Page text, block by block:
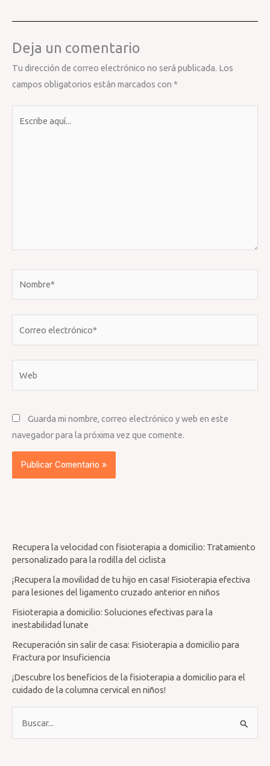
Deja un comentario
Tu dirección de correo electrónico no será publicada. Los
campos obligatorios están marcados con *
Guarda mi nombre, correo electrónico y web en este
navegador para la próxima vez que comente.
Recupera la velocidad con fisioterapia a domicilio: Tratamiento
personalizado para la rodilla del ciclista
¡Recupera la movilidad de tu hijo en casa! Fisioterapia efectiva
para lesiones del ligamento cruzado anterior en niños
Fisioterapia a domicilio: Soluciones efectivas para la
inestabilidad lunate
Recuperación sin salir de casa: Fisioterapia a domicilio para
Fractura por Insuficiencia
¡Descubre los beneficios de la fisioterapia a domicilio para el
cuidado de la columna cervical en niños!